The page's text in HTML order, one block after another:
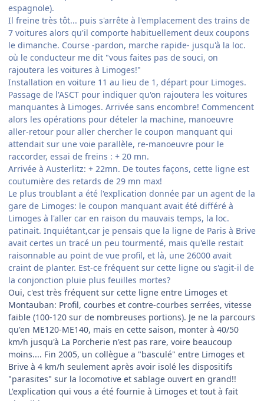
espagnole).
Il freine très tôt... puis s'arrête à l'emplacement des trains de
7 voitures alors qu'il comporte habituellement deux coupons
le dimanche. Course -pardon, marche rapide- jusqu'à la loc.
où le conducteur me dit "vous faites pas de souci, on
rajoutera les voitures à Limoges!"
Installation en voiture 11 au lieu de 1, départ pour Limoges.
Passage de l'ASCT pour indiquer qu'on rajoutera les voitures
manquantes à Limoges. Arrivée sans encombre! Commencent
alors les opérations pour dételer la machine, manoeuvre
aller-retour pour aller chercher le coupon manquant qui
attendait sur une voie parallèle, re-manoeuvre pour le
raccorder, essai de freins : + 20 mn.
Arrivée à Austerlitz: + 22mn. De toutes façons, cette ligne est
coutumière des retards de 29 mn max!
Le plus troublant a été l'explication donnée par un agent de la
gare de Limoges: le coupon manquant avait été différé à
Limoges à l'aller car en raison du mauvais temps, la loc.
patinait. Inquiétant,car je pensais que la ligne de Paris à Brive
avait certes un tracé un peu tourmenté, mais qu'elle restait
raisonnable au point de vue profil, et là, une 26000 avait
craint de planter. Est-ce fréquent sur cette ligne ou s'agit-il de
la conjonction pluie plus feuilles mortes?
Oui, c'est très fréquent sur cette ligne entre Limoges et
Montauban: Profil, courbes et contre-courbes serrées, vitesse
faible (100-120 sur de nombreuses portions). Je ne la parcours
qu'en ME120-ME140, mais en cette saison, monter à 40/50
km/h jusqu'à La Porcherie n'est pas rare, voire beaucoup
moins.... Fin 2005, un collègue a "basculé" entre Limoges et
Brive à 4 km/h seulement après avoir isolé les dispositifs
"parasites" sur la locomotive et sablage ouvert en grand!!
L'explication qui vous a été fournie à Limoges et tout à fait